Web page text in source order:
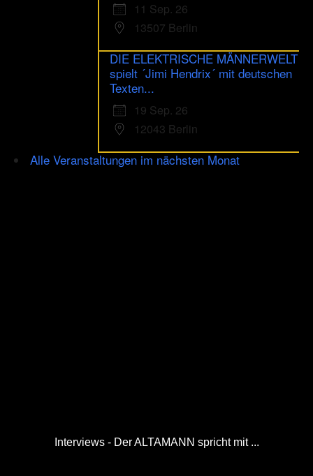
11 Sep. 26
13507 Berlin
DIE ELEKTRISCHE MÄNNERWELT
spielt ´Jimi Hendrix´ mit deutschen
Texten...
19 Sep. 26
12043 Berlin
Alle Veranstaltungen im nächsten Monat
Interviews - Der ALTAMANN spricht mit ...